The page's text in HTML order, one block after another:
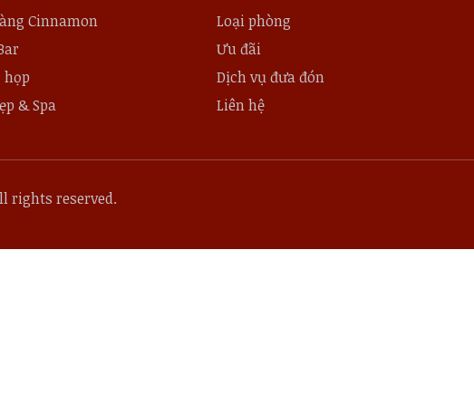
Cinnamon
họp
& Spa
Loại phòng
Ưu đãi
Dịch vụ đưa đón
Liên hệ
rights reserved.